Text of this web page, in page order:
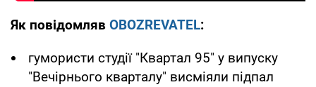
Як повідомляв OBOZREVATEL:
гумористи студії "Квартал 95" у випуску
"Вечірнього кварталу" висміяли підпал